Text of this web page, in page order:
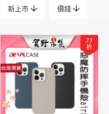
新上市 價錢
77
折